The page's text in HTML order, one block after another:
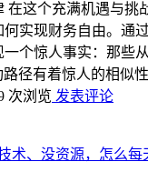
在这个充满机遇与挑
实现财务自由。通
个惊人事实：那些
径有着惊人的相似
次浏览 发表评论